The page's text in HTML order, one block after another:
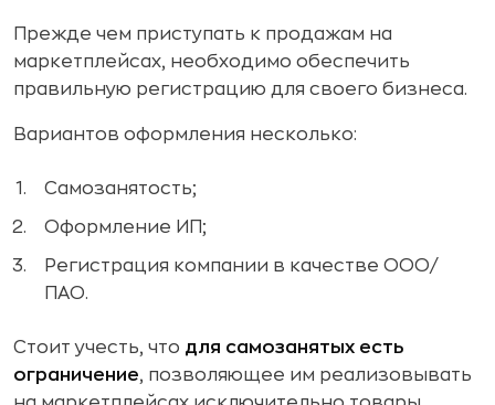
Прежде чем приступать к продажам на
маркетплейсах, необходимо обеспечить
правильную регистрацию для своего бизнеса.
Вариантов оформления несколько:
Самозанятость;
Оформление ИП;
Регистрация компании в качестве ООО/
ПАО.
Стоит учесть, что для самозанятых есть
ограничение, позволяющее им реализовывать